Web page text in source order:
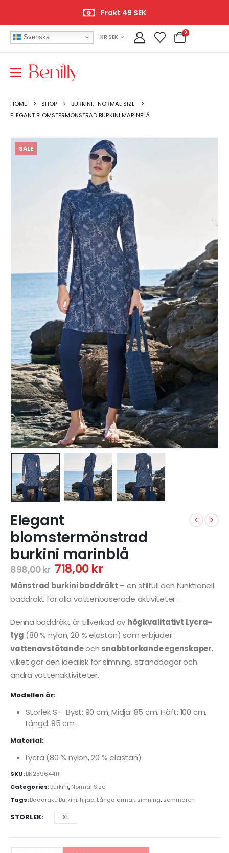
Frakt 49 SEK
Svenska KR SEK
0
HOME SHOP BURKINI, NORMAL SIZE
ELEGANT BLOMSTERMÖNSTRAD BURKINI MARINBLÅ
SALE
Elegant
blomstermönstrad
burkini marinblå
898,00kr 718,00 kr
Mönstrad burkini baddräkt – en stilfull och funktionell
baddräkt för alla vattenbaserade aktiviteter.
Denna baddräkt är tillverkad av högkvalitativt Lycra-
tyg (80 % nylon, 20 % elastan) som erbjuder
vattenavstötandeoch snabbtorkande egenskaper,
vilket gör den idealisk för simning, stranddagar och
andra vattenaktiviteter.
Modellen är:
Storlek S – Byst: 90 cm, Midja: 85 cm, Höft: 100 cm,
Längd: 95 cm
Material:
Lycra (80 % nylon, 20 % elastan)
SKU:BN23964411
Categories:Burkini,Normal Size
Tags:Baddräkt,Burkini,hijab,Långa ärmar,simning,sommaren
STORLEK XL